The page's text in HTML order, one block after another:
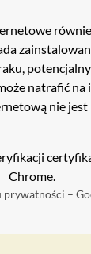
natrafić na
nie
–